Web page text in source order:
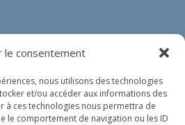
le consentement
nous utilisons des technologies
et/ou accéder aux informations des
à ces technologies nous permettra de
le comportement de navigation ou les ID